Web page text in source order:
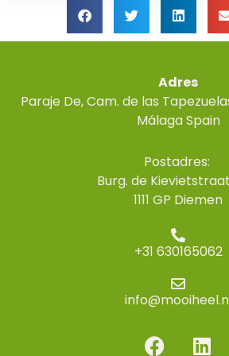
Adres
Paraje De, Cam. de las
Málaga Spain
Postadres:
Burg. de
1111 GP Diemen
+31 630165062
F L